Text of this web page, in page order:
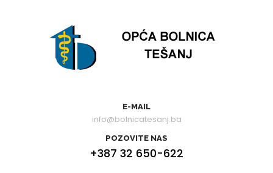
E-MAIL
info@bolnicatesanj.ba
POZOVITE NAS
+387 32 650-622